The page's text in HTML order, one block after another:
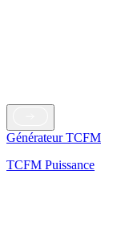
Générateur TCFM
TCFM Puissance